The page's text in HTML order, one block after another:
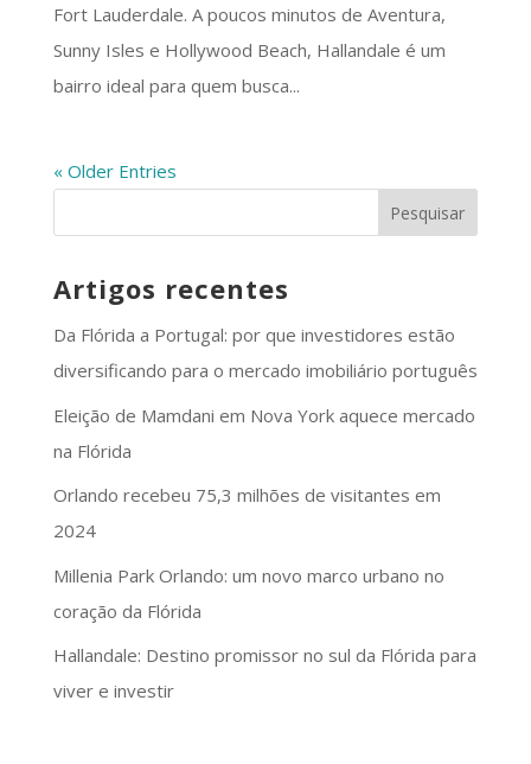
Fort Lauderdale. A poucos minutos de Aventura,
Sunny Isles e Hollywood Beach, Hallandale é um
bairro ideal para quem busca...
« Older Entries
Artigos recentes
Da Flórida a Portugal: por que investidores estão
diversificando para o mercado imobiliário português
Eleição de Mamdani em Nova York aquece mercado
na Flórida
Orlando recebeu 75,3 milhões de visitantes em
2024
Millenia Park Orlando: um novo marco urbano no
coração da Flórida
Hallandale: Destino promissor no sul da Flórida para
viver e investir